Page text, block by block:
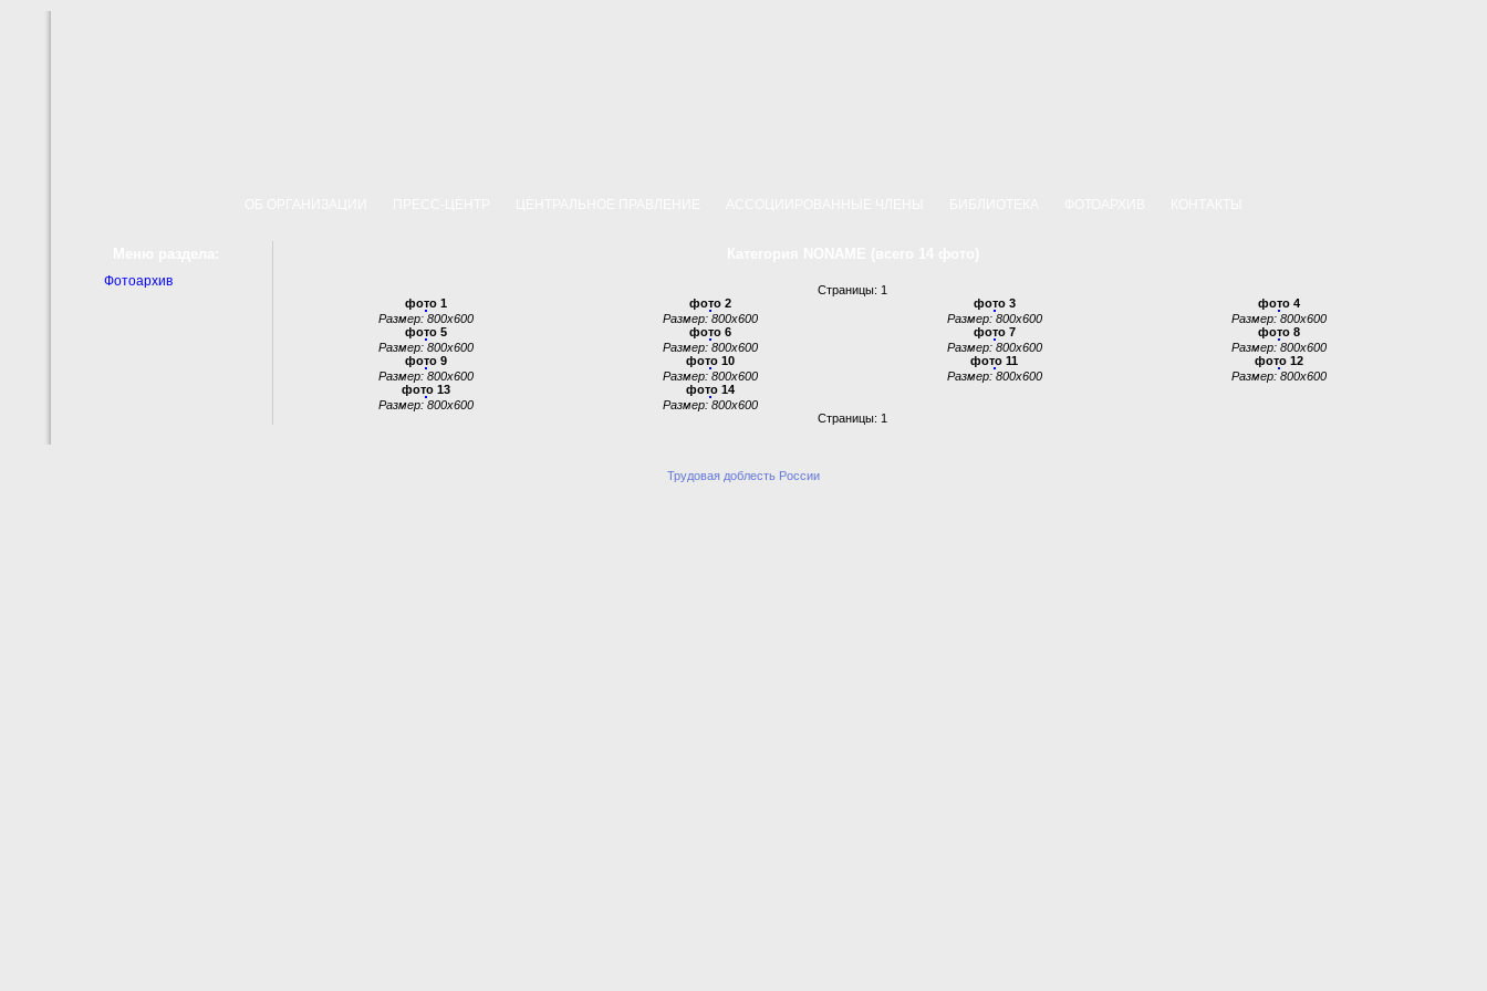
Фотоархив
Страницы: 1
фото 1
Размер: 800x600
фото 2
Размер: 800x600
фото 3
Размер: 800x600
фото 4
Размер: 800x600
фото 5
Размер: 800x600
фото 6
Размер: 800x600
фото 7
Размер: 800x600
фото 8
Размер: 800x600
фото 9
Размер: 800x600
фото 10
Размер: 800x600
фото 11
Размер: 800x600
фото 12
Размер: 800x600
фото 13
Размер: 800x600
фото 14
Размер: 800x600
Страницы: 1
Трудовая доблесть России